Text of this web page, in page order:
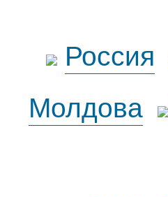
Россия
Молдова